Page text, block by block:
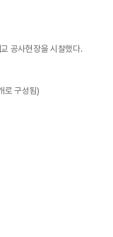
공사현장을 시찰했다.
로 구성됨)